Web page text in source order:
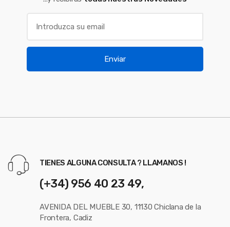
Enviar
TIENES ALGUNA CONSULTA ? LLAMANOS !
(+34) 956 40 23 49,
AVENIDA DEL MUEBLE 30, 11130 Chiclana de la
Frontera, Cadiz